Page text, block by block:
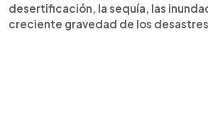
desertificación, la sequía, las
creciente gravedad de los